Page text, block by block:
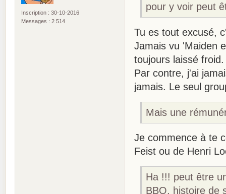
Inscription : 30-10-2016
Messages : 2 514
pour y voir peut
Tu es tout excusé,
Jamais vu 'Maiden
toujours laissé froid.
Par contre, j'ai
jamais. Le seul
Mais une
Je commence à te
Feist ou de Henri
Ha !!! peut être
BBQ, histoire de